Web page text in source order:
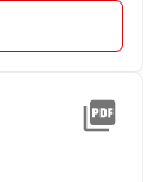
picture_as_pdf